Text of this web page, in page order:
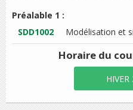
Préalable 1 :
SDD1002
Modélisation et
Horaire du